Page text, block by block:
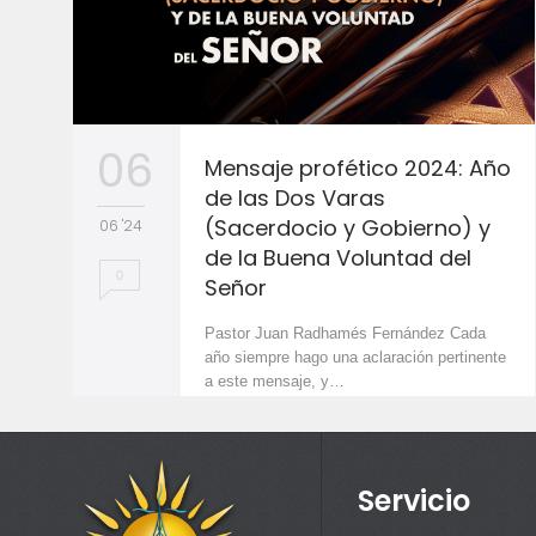
06
06 '24
0
Mensaje profético 2024: Año
de las Dos Varas
(Sacerdocio y Gobierno) y
de la Buena Voluntad del
Señor
Pastor Juan Radhamés Fernández Cada
año siempre hago una aclaración pertinente
a este mensaje, y…
Servicio